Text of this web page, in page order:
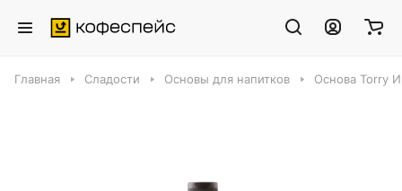
Главная Сладости Основы для напитков Основа Torry